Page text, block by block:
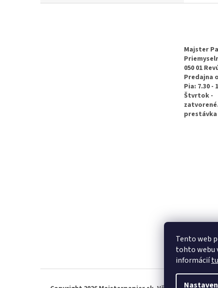
Tento web
tohto webu
informáciítu
Majster
050 01
Predajna
Pia: 7.30 -
Štvrtok -
prestávka